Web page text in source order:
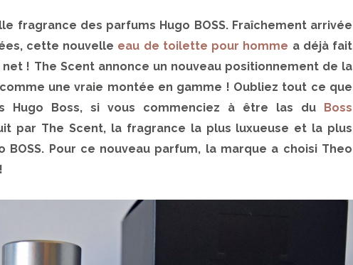
fragrance des parfums Hugo BOSS. Fraîchement arrivée
cette nouvelle eau de toilette pour homme a déjà fait
! The Scent annonce un nouveau positionnement de la
une vraie montée en gamme ! Oubliez tout ce que
Hugo Boss, si vous commenciez à être las du Boss
par The Scent, la fragrance la plus luxueuse et la plus
Pour ce nouveau parfum, la marque a choisi Theo